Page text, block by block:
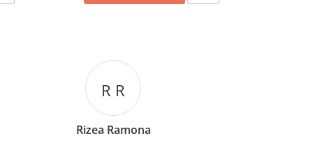
C C
Corina Cori